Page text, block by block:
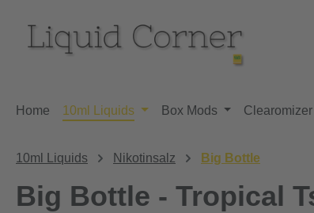
Home 10ml Liquids Box Mods Clearomizer
10ml Liquids Nikotinsalz Big Bottle
Big Bottle - Tropical